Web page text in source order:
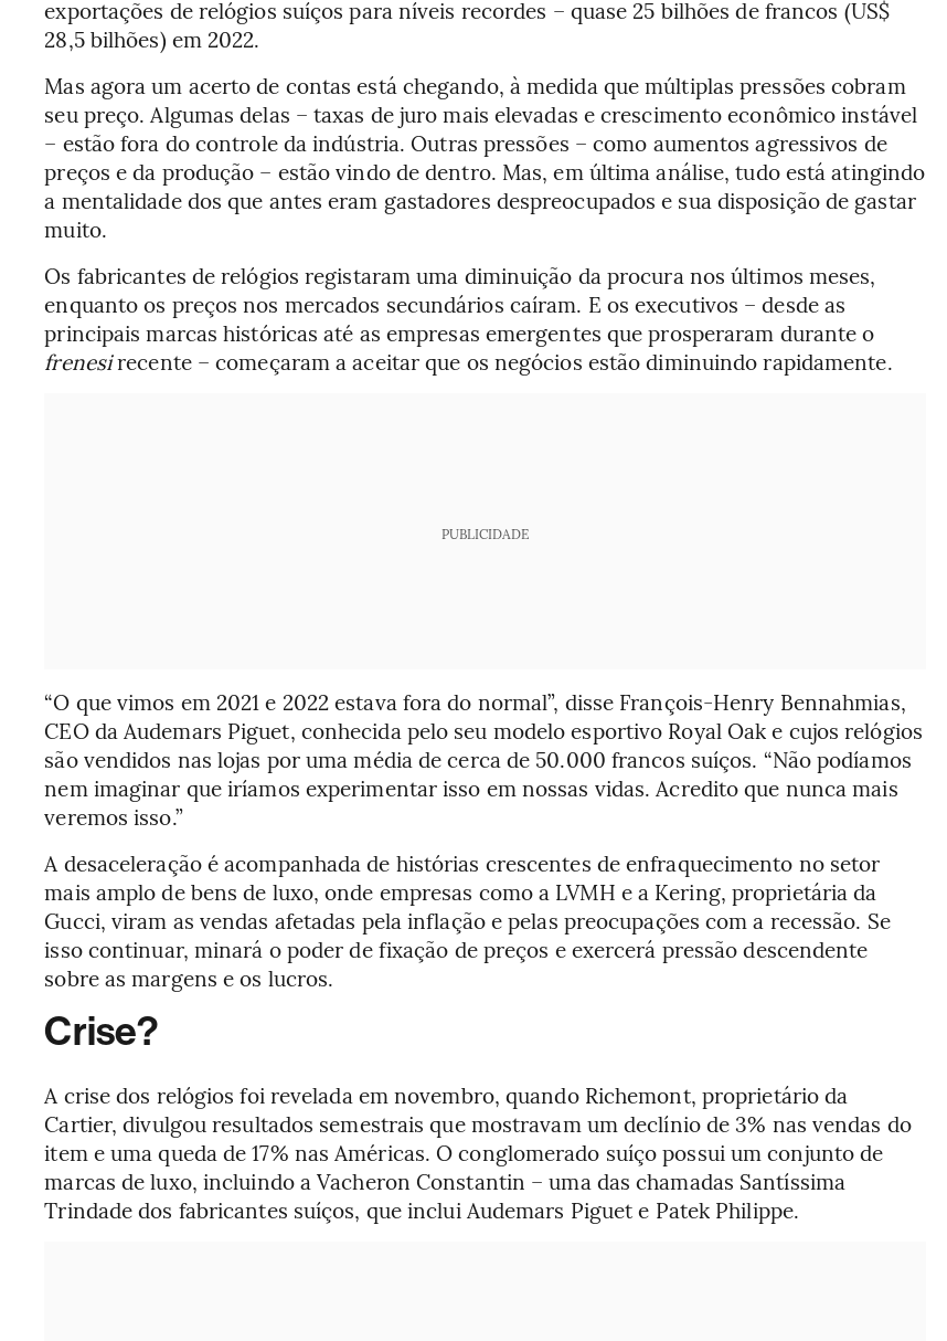
exportações de relógios suíços para níveis recordes – quase 25 bilhões de francos (US$
28,5 bilhões) em 2022.
Mas agora um acerto de contas está chegando, à medida que múltiplas pressões cobram
seu preço. Algumas delas – taxas de juro mais elevadas e crescimento econômico instável
– estão fora do controle da indústria. Outras pressões – como aumentos agressivos de
preços e da produção – estão vindo de dentro. Mas, em última análise, tudo está atingindo
a mentalidade dos que antes eram gastadores despreocupados e sua disposição de gastar
muito.
Os fabricantes de relógios registaram uma diminuição da procura nos últimos meses,
enquanto os preços nos mercados secundários caíram. E os executivos – desde as
principais marcas históricas até as empresas emergentes que prosperaram durante o
frenesirecente – começaram a aceitar que os negócios estão diminuindo rapidamente.
PUBLICIDADE
“O que vimos em 2021 e 2022 estava fora do normal”, disse François-Henry Bennahmias,
CEO da Audemars Piguet, conhecida pelo seu modelo esportivo Royal Oak e cujos relógios
são vendidos nas lojas por uma média de cerca de 50.000 francos suíços. “Não podíamos
nem imaginar que iríamos experimentar isso em nossas vidas. Acredito que nunca mais
veremos isso.”
A desaceleração é acompanhada de histórias crescentes de enfraquecimento no setor
mais amplo de bens de luxo, onde empresas como a LVMH e a Kering, proprietária da
Gucci, viram as vendas afetadas pela inflação e pelas preocupações com a recessão. Se
isso continuar, minará o poder de fixação de preços e exercerá pressão descendente
sobre as margens e os lucros.
Crise?
A crise dos relógios foi revelada em novembro, quando Richemont, proprietário da
Cartier, divulgou resultados semestrais que mostravam um declínio de 3% nas vendas do
item e uma queda de 17% nas Américas. O conglomerado suíço possui um conjunto de
marcas de luxo, incluindo a Vacheron Constantin – uma das chamadas Santíssima
Trindade dos fabricantes suíços, que inclui Audemars Piguet e Patek Philippe.